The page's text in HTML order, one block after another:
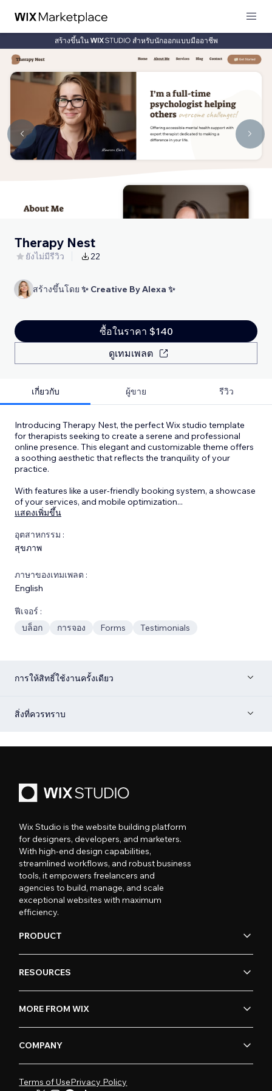
สร้างขึ้นใน สำหรับนักออกแบบมืออาชีพ
Therapy Nest
ยังไม่มีรีวิว 22
สร้างขึ้นโดย ✨ Creative By Alexa ✨
ซื้อในราคา $140
ดูเทมเพลต
เกี่ยวกับ ผู้ขาย รีวิว
Introducing Therapy Nest, the perfect Wix studio template
for therapists seeking to create a serene and professional
online presence. This elegant and customizable theme offers
a soothing aesthetic that reflects the tranquility of your
practice.
With features like a user-friendly booking system, a showcase
of your services, and mobile optimization...
แสดงเพิ่มขึ้น
อุตสาหกรรม :
สุขภาพ
ภาษาของเทมเพลต :
English
ฟีเจอร์ :
บล็อก
การจอง Forms Testimonials
การให้สิทธิ์ใช้งานครั้งเดียว
สิ่งที่ควรทราบ
Wix Studio is the website building platform
for designers, developers, and marketers.
With high-end design capabilities,
streamlined workflows, and robust business
tools, it empowers freelancers and
agencies to build, manage, and scale
exceptional websites with maximum
efficiency.
PRODUCT
RESOURCES
MORE FROM WIX
COMPANY
Terms of UsePrivacy Policy